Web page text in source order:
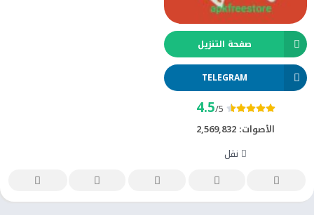
صفحة التنزيل
TELEGRAM
4.5/5
الأصوات: 2,569,832
نقل